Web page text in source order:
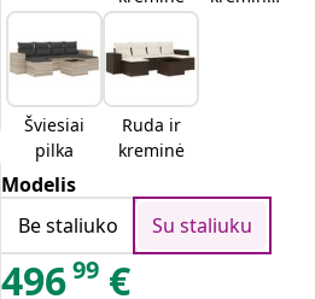
Šviesiai
pilka
Ruda ir
kreminė
Modelis
Be staliuko
Su staliuku
49699 €